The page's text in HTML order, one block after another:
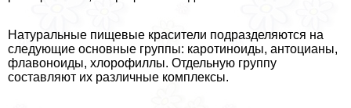
Натуральные пищевые красители подразделяются на
следующие основные группы: каротиноиды, антоцианы,
флавоноиды, хлорофиллы. Отдельную группу
составляют их различные комплексы.